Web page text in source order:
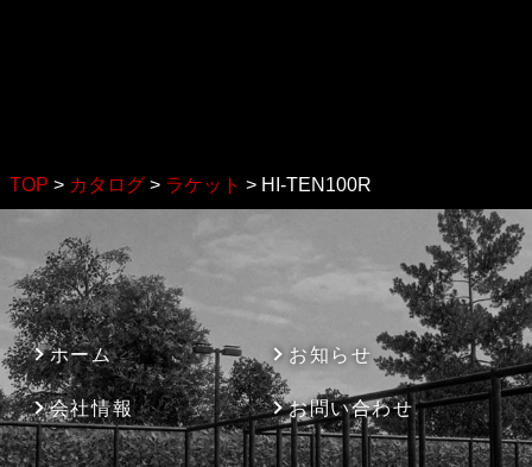
TOP > カタログ > ラケット > HI-TEN100R
ホーム お知らせ
会社情報 お問い合わせ